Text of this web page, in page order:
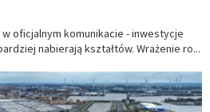
oficjalnym komunikacie - inwestycje
nabierają kształtów. Wrażenie ro...